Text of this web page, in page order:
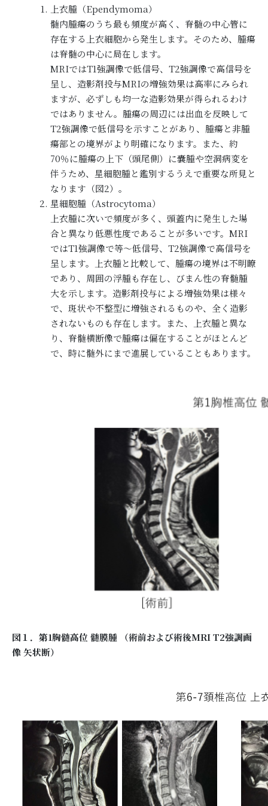
上衣腫（Ependymoma）
髄内腫瘍のうち最も頻度が高く、脊髄の中心管に
存在する上衣細胞から発生します。そのため、腫瘍
は脊髄の中心に局在します。
MRIではT1強調像で低信号、T2強調像で高信号を
呈し、造影剤投与MRIの増強効果は高率にみられ
ますが、必ずしも均一な造影効果が得られるわけ
ではありません。腫瘍の周辺には出血を反映して
T2強調像で低信号を示すことがあり、腫瘍と非腫
瘍部との境界がより明確になります。また、約
70％に腫瘍の上下（頭尾側）に嚢腫や空洞病変を
伴うため、星細胞腫と鑑別するうえで重要な所見と
なります（図2）。
星細胞腫（Astrocytoma）
上衣腫に次いで頻度が多く、頭蓋内に発生した場
合と異なり低悪性度であることが多いです。MRI
ではT1強調像で等～低信号、T2強調像で高信号を
呈します。上衣腫と比較して、腫瘍の境界は不明瞭
であり、周囲の浮腫も存在し、びまん性の脊髄腫
大を示します。造影剤投与による増強効果は様々
で、斑状や不整型に増強されるものや、全く造影
されないものも存在します。また、上衣腫と異な
り、脊髄横断像で腫瘍は偏在することがほとんど
で、時に髄外にまで進展していることもあります。
図１．第1胸髄高位 髄膜腫 （術前および術後MRI T2強調画
像 矢状断）